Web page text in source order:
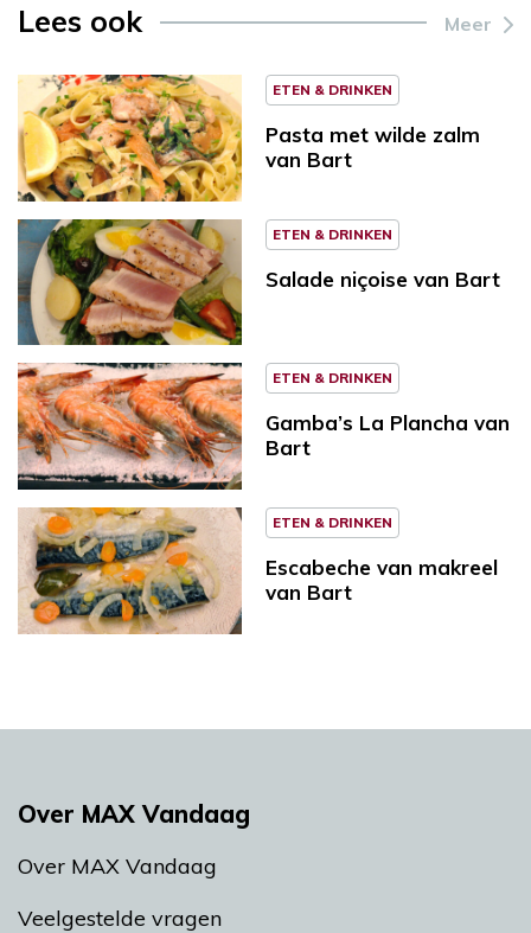
Lees ook Meer
ETEN & DRINKEN
Pasta met wilde zalm
van Bart
ETEN & DRINKEN
Sa­la­de ni­çoi­se van Bart
ETEN & DRINKEN
Gamba’s La Plancha van
Bart
ETEN & DRINKEN
Escabeche van makreel
van Bart
Over MAX Vandaag
Over MAX Vandaag
Veelgestelde vragen